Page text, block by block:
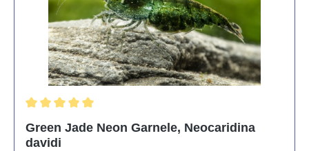
Green Jade Neon Garnele, Neocaridina
davidi